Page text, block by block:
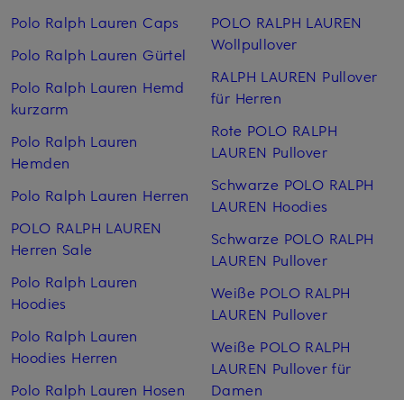
Polo Ralph Lauren Caps
Polo Ralph Lauren Gürtel
Polo Ralph Lauren Hemd
kurzarm
Polo Ralph Lauren
Hemden
Polo Ralph Lauren Herren
POLO RALPH LAUREN
Herren Sale
Polo Ralph Lauren
Hoodies
Polo Ralph Lauren
Hoodies Herren
Polo Ralph Lauren Hosen
POLO RALPH LAUREN
Wollpullover
RALPH LAUREN Pullover
für Herren
Rote POLO RALPH
LAUREN Pullover
Schwarze POLO RALPH
LAUREN Hoodies
Schwarze POLO RALPH
LAUREN Pullover
Weiße POLO RALPH
LAUREN Pullover
Weiße POLO RALPH
LAUREN Pullover für
Damen